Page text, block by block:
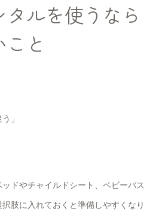
ルを使うなら
と
」
ドやチャイルドシート、ベビーバス
肢に入れておくと準備しやすくなり